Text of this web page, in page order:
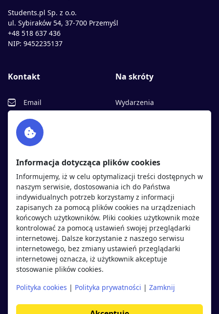
Students.pl Sp. z o.o.
ul. Sybiraków 54, 37-700 Przemyśl
+48 518 637 436
NIP: 9452235137
Kontakt
Email
Facebook
Twitter
Na skróty
Wydarzenia
Polityka cookies
Polityka prywatności
Kandydaci
Regulamin kandydata
Oferty pracy
Pracodawcy
Opinie o pracodawcach
Blog
Pracodawcy
Regulamin pracodawcy
Dodaj ogłoszenie
Informacja dotycząca plików cookies
Informujemy, iż w celu optymalizacji treści dostępnych w
naszym serwisie, dostosowania ich do Państwa
indywidualnych potrzeb korzystamy z informacji
zapisanych za pomocą plików cookies na urządzeniach
końcowych użytkowników. Pliki cookies użytkownik może
kontrolować za pomocą ustawień swojej przeglądarki
internetowej. Dalsze korzystanie z naszego serwisu
internetowego, bez zmiany ustawień przeglądarki
internetowej oznacza, iż użytkownik akceptuje
stosowanie plików cookies.
Polityka cookies | Polityka prywatności | Zamknij